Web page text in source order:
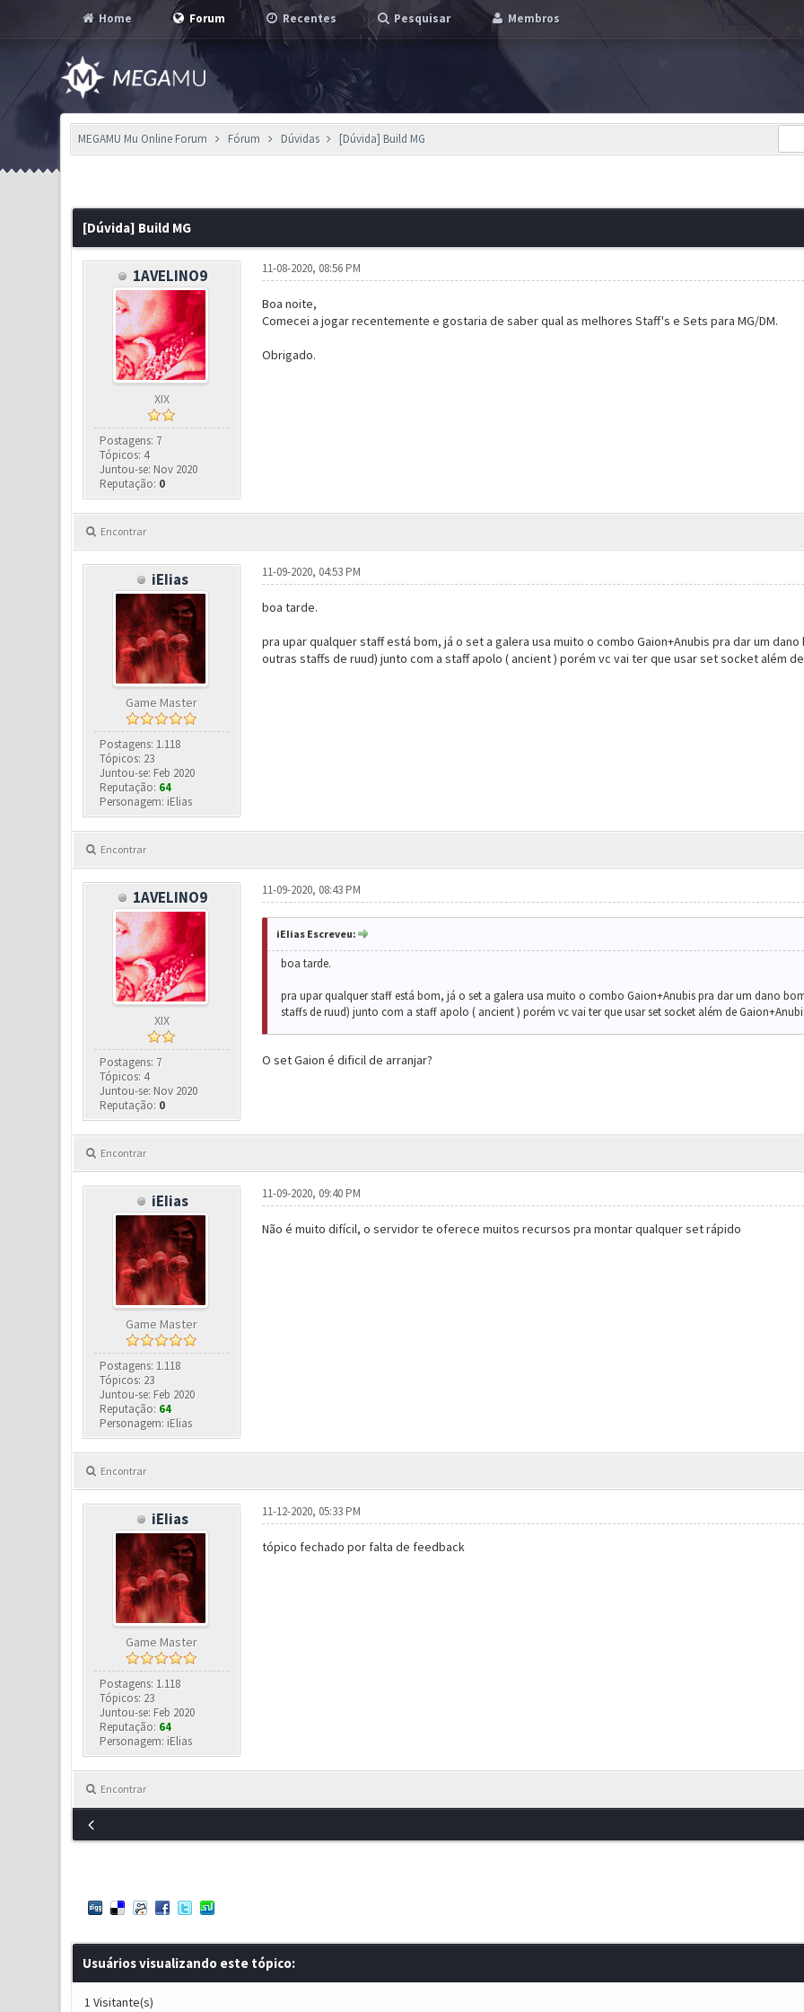
Home Forum Recentes Pesquisar Membros
MEGAMU Mu Online Forum Fórum Dúvidas [Dúvida] Build MG
[Dúvida] Build MG
1AVELINO9
XIX
Postagens: 7
Tópicos: 4
Juntou-se: Nov 2020
Reputação: 0
11-08-2020, 08:56 PM
Boa noite,
Comecei a jogar recentemente e gostaria de saber qual as melhores Staff's e Sets para MG/DM.
Obrigado.
Encontrar
iEIias
Game Master
Postagens: 1.118
Tópicos: 23
Juntou-se: Feb 2020
Reputação: 64
Personagem: iElias
11-09-2020, 04:53 PM
boa tarde.
pra upar qualquer staff está bom, já o set a galera usa muito o combo Gaion+Anubis pra dar um
outras staffs de ruud) junto com a staff apolo ( ancient ) porém vc vai ter que usar set socket além
Encontrar
1AVELINO9
XIX
Postagens: 7
Tópicos: 4
Juntou-se: Nov 2020
Reputação: 0
11-09-2020, 08:43 PM
iEIias Escreveu:
boa tarde.
pra upar qualquer staff está bom, já o set a galera usa muito o combo Gaion+Anubis pra dar um dano
staffs de ruud) junto com a staff apolo ( ancient ) porém vc vai ter que usar set socket além de
O set Gaion é dificil de arranjar?
Encontrar
iEIias
Game Master
Postagens: 1.118
Tópicos: 23
Juntou-se: Feb 2020
Reputação: 64
Personagem: iElias
11-09-2020, 09:40 PM
Não é muito difícil, o servidor te oferece muitos recursos pra montar qualquer set rápido
Encontrar
iEIias
Game Master
Postagens: 1.118
Tópicos: 23
Juntou-se: Feb 2020
Reputação: 64
Personagem: iElias
11-12-2020, 05:33 PM
tópico fechado por falta de feedback
Encontrar
Usuários visualizando este tópico:
1 Visitante(s)